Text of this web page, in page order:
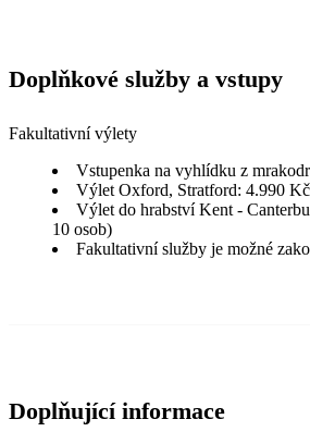
Doplňkové služby a vstupy
Fakultativní výlety
Vstupenka na vyhlídku z
Výlet Oxford, Stratford: 4.990
Výlet do hrabství Kent -
10 osob)
Fakultativní služby je možné
Doplňující informace